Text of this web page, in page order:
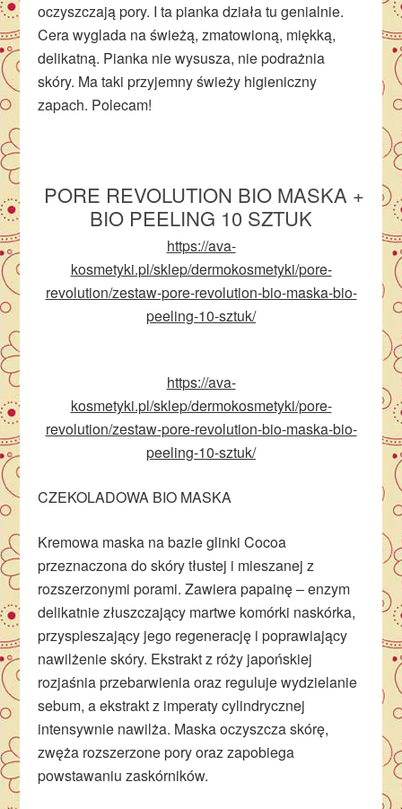
oczyszczają pory. I ta pianka działa tu genialnie.
Cera wyglada na świeżą, zmatowioną, miękką,
delikatną. Pianka nie wysusza, nie podrażnia
skóry. Ma taki przyjemny świeży higieniczny
zapach. Polecam!
PORE REVOLUTION BIO MASKA +
BIO PEELING 10 SZTUK
https://ava-
kosmetyki.pl/sklep/dermokosmetyki/pore-
revolution/zestaw-pore-revolution-bio-maska-bio-
peeling-10-sztuk/
https://ava-
kosmetyki.pl/sklep/dermokosmetyki/pore-
revolution/zestaw-pore-revolution-bio-maska-bio-
peeling-10-sztuk/
CZEKOLADOWA BIO MASKA
Kremowa maska na bazie glinki Cocoa
przeznaczona do skóry tłustej i mieszanej z
rozszerzonymi porami. Zawiera papainę – enzym
delikatnie złuszczający martwe komórki naskórka,
przyspieszający jego regenerację i poprawiający
nawilżenie skóry. Ekstrakt z róży japońskiej
rozjaśnia przebarwienia oraz reguluje wydzielanie
sebum, a ekstrakt z imperaty cylindrycznej
intensywnie nawilża. Maska oczyszcza skórę,
zwęża rozszerzone pory oraz zapobiega
powstawaniu zaskórników.